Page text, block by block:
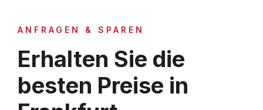
ANFRAGEN & SPAREN
Erhalten Sie die
besten Preise in